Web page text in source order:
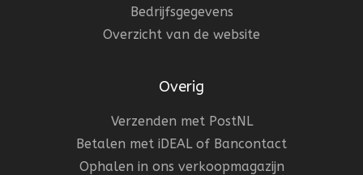
Bedrijfsgegevens
Overzicht van de website
Overig
Verzenden met PostNL
Betalen met iDEAL of Bancontact
Ophalen in ons verkoopmagazijn